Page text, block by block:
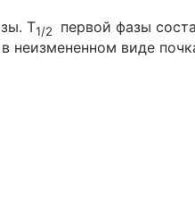
T1/2
первой фазы
неизмененном виде